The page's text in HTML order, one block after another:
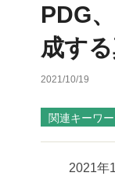
PDG
成す
2021/10/19
関連キーワー
2021年